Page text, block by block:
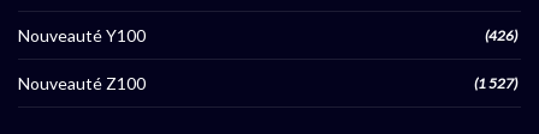
Nouveauté Y100 (426)
Nouveauté Z100 (1 527)